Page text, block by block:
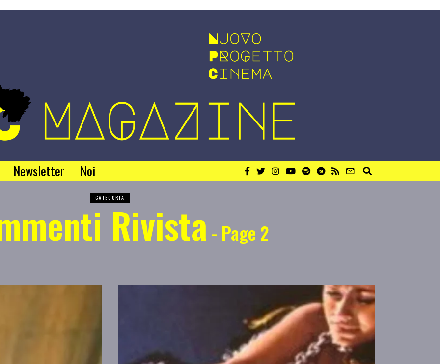
Newsletter Noi
CATEGORIA
Rivista - Page 2